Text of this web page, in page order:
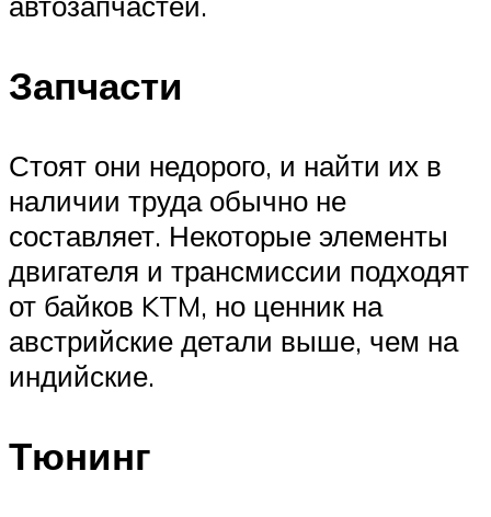
Запчасти
Стоят они недорого, и найти их в
наличии труда обычно не
составляет. Некоторые элементы
двигателя и трансмиссии подходят
от байков KTM, но ценник на
австрийские детали выше, чем на
индийские.
Тюнинг